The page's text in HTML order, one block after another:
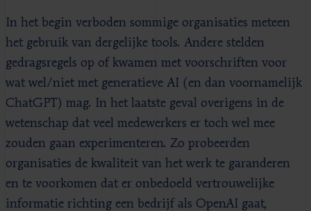
In het begin verboden sommige organisaties meteen
het gebruik van dergelijke tools. Andere stelden
gedragsregels op of kwamen met voorschriften voor
wat wel/niet met generatieve AI (en dan voornamelijk
ChatGPT) mag. In het laatste geval overigens in de
wetenschap dat veel medewerkers er toch wel mee
zouden gaan experimenteren. Zo probeerden
organisaties de kwaliteit van het werk te garanderen
en te voorkomen dat er onbedoeld vertrouwelijke
informatie richting een bedrijf als OpenAI gaat,